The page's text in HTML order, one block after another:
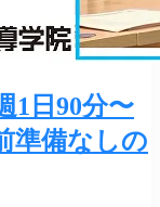
1日90分〜
準備なしの